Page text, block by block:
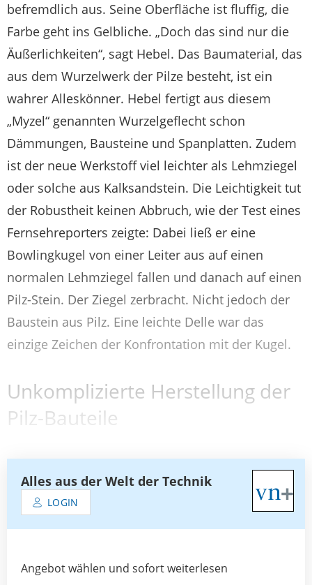
befremdlich aus. Seine Oberfläche ist fluffig, die
Farbe geht ins Gelbliche. „Doch das sind nur die
Äußerlichkeiten“, sagt Hebel. Das Baumaterial, das
aus dem Wurzelwerk der Pilze besteht, ist ein
wahrer Alleskönner. Hebel fertigt aus diesem
„Myzel“ genannten Wurzelgeflecht schon
Dämmungen, Bausteine und Spanplatten. Zudem
ist der neue Werkstoff viel leichter als Lehmziegel
oder solche aus Kalksandstein. Die Leichtigkeit tut
der Robustheit keinen Abbruch, wie der Test eines
Fernsehreporters zeigte: Dabei ließ er eine
Bowlingkugel von einer Leiter aus auf einen
normalen Lehmziegel fallen und danach auf einen
Pilz-Stein. Der Ziegel zerbracht. Nicht jedoch der
Baustein aus Pilz. Eine leichte Delle war das
einzige Zeichen der Konfrontation mit der Kugel.
Unkomplizierte Herstellung der
Pilz-Bauteile
Alles aus der Welt der Technik
LOGIN
Angebot wählen und sofort weiterlesen